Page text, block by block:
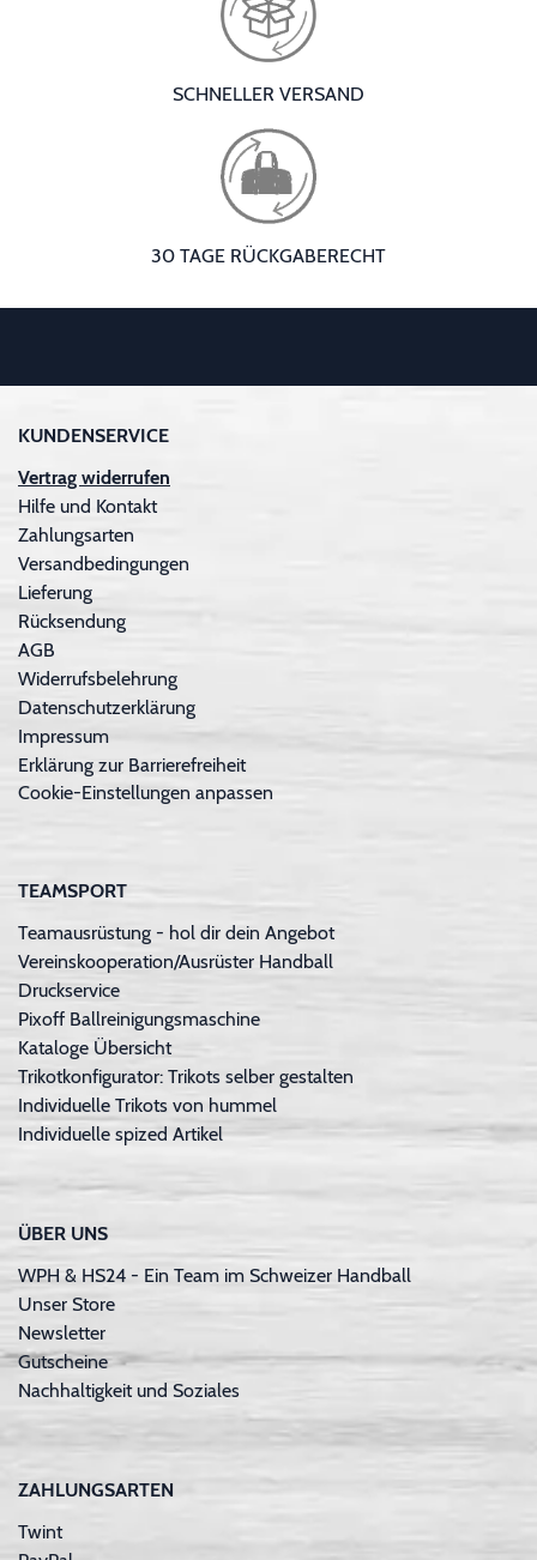
SCHNELLER VERSAND
30 TAGE RÜCKGABERECHT
KUNDENSERVICE
Vertrag widerrufen
Hilfe und Kontakt
Zahlungsarten
Versandbedingungen
Lieferung
Rücksendung
AGB
Widerrufsbelehrung
Datenschutzerklärung
Impressum
Erklärung zur Barrierefreiheit
Cookie-Einstellungen anpassen
TEAMSPORT
Teamausrüstung - hol dir dein Angebot
Vereinskooperation/Ausrüster Handball
Druckservice
Pixoff Ballreinigungsmaschine
Kataloge Übersicht
Trikotkonfigurator: Trikots selber gestalten
Individuelle Trikots von hummel
Individuelle spized Artikel
ÜBER UNS
WPH & HS24 - Ein Team im Schweizer Handball
Unser Store
Newsletter
Gutscheine
Nachhaltigkeit und Soziales
ZAHLUNGSARTEN
Twint